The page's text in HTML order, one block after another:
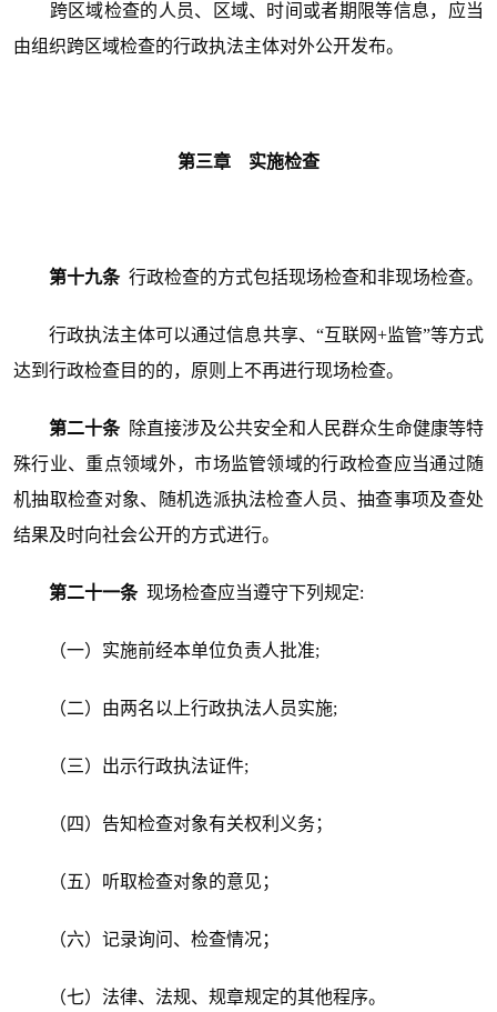
跨区域检查的人员、区域、时间或者期限等信息，应当
由组织跨区域检查的行政执法主体对外公开发布。
第三章 实施检查
第十九条 行政检查的方式包括现场检查和非现场检查。
行政执法主体可以通过信息共享、“互联网+监管”等方式
达到行政检查目的的，原则上不再进行现场检查。
第二十条 除直接涉及公共安全和人民群众生命健康等特
殊行业、重点领域外，市场监管领域的行政检查应当通过随
机抽取检查对象、随机选派执法检查人员、抽查事项及查处
结果及时向社会公开的方式进行。
第二十一条 现场检查应当遵守下列规定:
（一）实施前经本单位负责人批准;
（二）由两名以上行政执法人员实施;
（三）出示行政执法证件;
（四）告知检查对象有关权利义务；
（五）听取检查对象的意见；
（六）记录询问、检查情况；
（七）法律、法规、规章规定的其他程序。